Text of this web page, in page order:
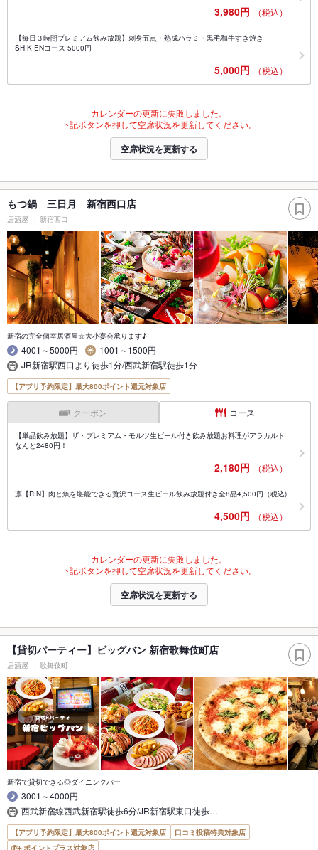
3,980円 （税込）
【毎日３時間プレミアム飲み放題】刺身五点・熟成ハラミ・黒毛和牛すき焼き
SHIKIENコース 5000円
5,000円 （税込）
カレンダーの更新に失敗しました。
下記ボタンを押して空席状況を更新してください。
空席状況を更新する
もつ鍋 三日月 新宿西口店
居酒屋 新宿西口
新宿の完全個室居酒屋☆大小宴会承ります♪
4001～5000円
1001～1500円
JR新宿駅西口より徒歩1分/西武新宿駅徒歩1分
【アプリ予約限定】最大800ポイント還元対象店
クーポン コース
【単品飲み放題】ザ・プレミアム・モルツ生ビール付き飲み放題お料理がアラカルト
なんと2480円！
2,180円 （税込）
凛【RIN】肉と魚を堪能できる贅沢コース生ビール飲み放題付き全8品4,500円（税込)
4,500円 （税込）
カレンダーの更新に失敗しました。
下記ボタンを押して空席状況を更新してください。
空席状況を更新する
【貸切パーティー】ビッグバン 新宿歌舞伎町店
居酒屋 歌舞伎町
新宿で貸切できる◎ダイニングバー
3001～4000円
西武新宿線西武新宿駅徒歩6分/JR新宿駅東口徒歩…
【アプリ予約限定】最大800ポイント還元対象店
口コミ投稿特典対象店
ポイントプラス対象店